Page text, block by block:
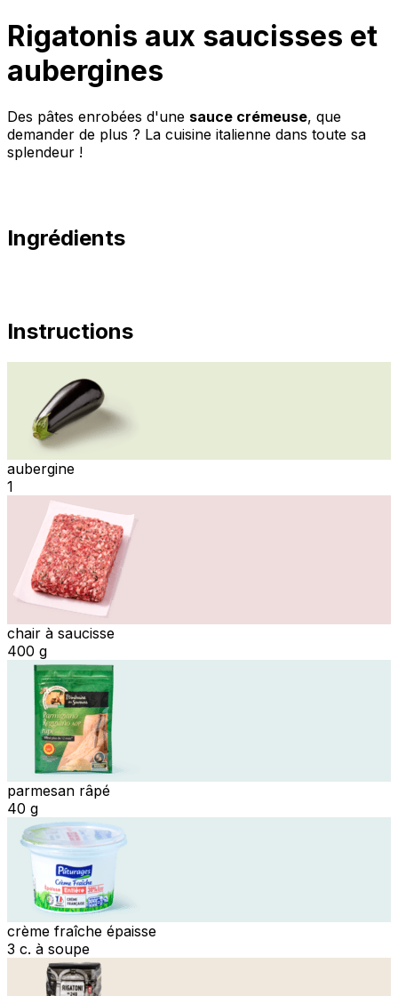
Rigatonis aux saucisses et
aubergines
Des pâtes enrobées d'une sauce crémeuse, que
demander de plus ? La cuisine italienne dans toute sa
splendeur !
Ingrédients
Instructions
aubergine
1
chair à saucisse
400 g
parmesan râpé
40 g
crème fraîche épaisse
3 c. à soupe